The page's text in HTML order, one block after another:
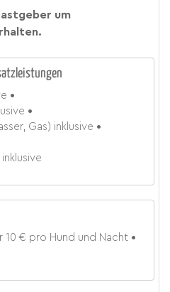
um
Gas) inklusive
inklusive
10 € pro Hund und Nacht